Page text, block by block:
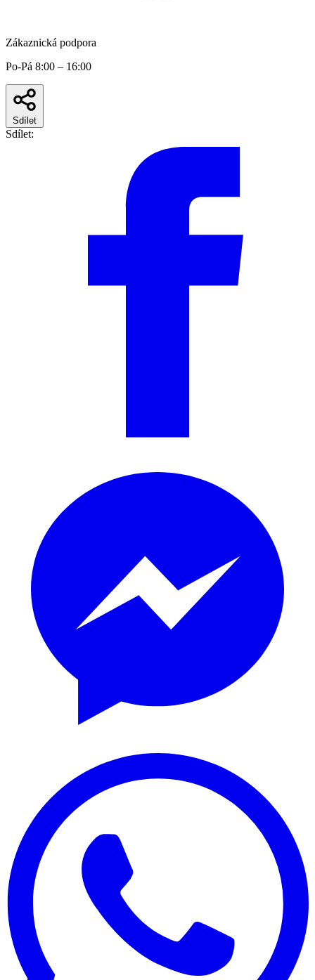
Zákaznická podpora
Po-Pá 8:00 – 16:00
Sdílet
Sdílet: